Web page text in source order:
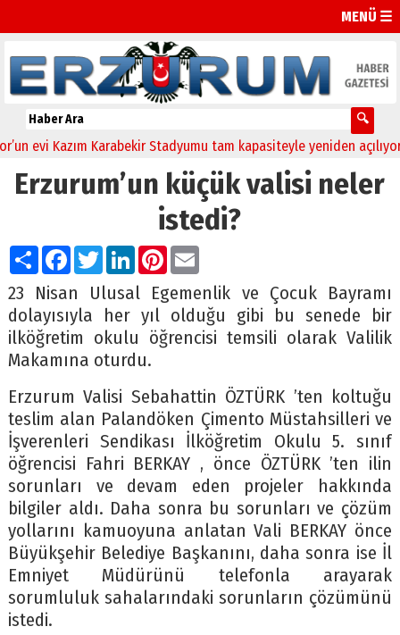
MENÜ ☰
evi Kazım Karabekir Stadyumu tam kapasiteyle yeniden açılıyor!
Erzurum’un küçük valisi neler
istedi?
PaylaşFacebook
TwitterLinkedIn
Pinterest
Email
23 Nisan Ulusal Egemenlik ve Çocuk Bayramı
dolayısıyla her yıl olduğu gibi bu senede bir
ilköğretim okulu öğrencisi temsili olarak Valilik
Makamına oturdu.
Erzurum Valisi Sebahattin ÖZTÜRK ’ten koltuğu
teslim alan Palandöken Çimento Müstahsilleri ve
İşverenleri Sendikası İlköğretim Okulu 5. sınıf
öğrencisi Fahri BERKAY , önce ÖZTÜRK ’ten ilin
sorunları ve devam eden projeler hakkında
bilgiler aldı. Daha sonra bu sorunları ve çözüm
yollarını kamuoyuna anlatan Vali BERKAY önce
Büyükşehir Belediye Başkanını, daha sonra ise İl
Emniyet Müdürünü telefonla arayarak
sorumluluk sahalarındaki sorunların çözümünü
istedi.